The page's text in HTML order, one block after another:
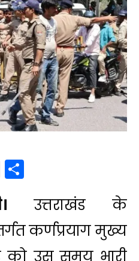
Email
उत्तराखंड के
कर्णप्रयाग मुख्य
को उस समय भारी